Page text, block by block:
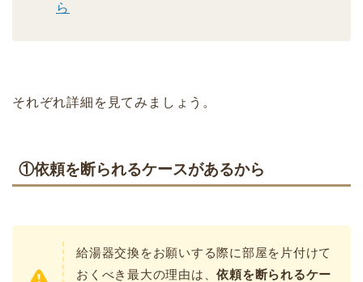
ら
それぞれ詳細を見てみましょう。
①依頼を断られるケースがあるから
給湯器交換をお願いする際に部屋を片付けて
おくべき最大の理由は、依頼を断られるケー